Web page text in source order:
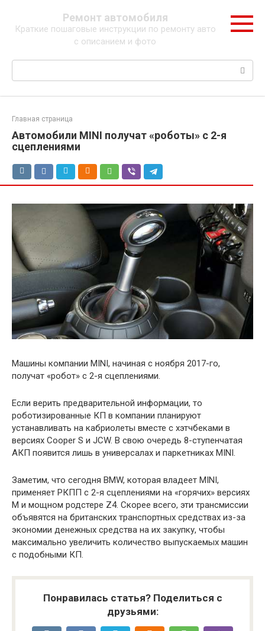
контенту
Ремонт автомобиля
Краткие пошаговые инструкции по ремонту авто
с описанием и фото
Поиск:
Главная страница
Автомобили MINI получат «роботы» с 2-я
сцеплениями
Машины компании MINI, начиная с ноября 2017-го,
получат «робот» с 2-я сцеплениями.
Если верить предварительной информации, то
роботизированные КП в компании планируют
устанавливать на кабриолеты вместе с хэтчбеками в
версиях Cooper S и JCW. В свою очередь 8-ступенчатая
АКП появится лишь в универсалах и паркетниках MINI.
Заметим, что сегодня BMW, которая владеет MINI,
применяет РКПП с 2-я сцеплениями на «горячих» версиях
М и мощном родстере Z4. Скорее всего, эти трансмиссии
объявятся на британских транспортных средствах из-за
экономии денежных средства на их закупку, чтобы
максимально увеличить количество выпускаемых машин
с подобными КП.
Понравилась статья? Поделиться с
друзьями: